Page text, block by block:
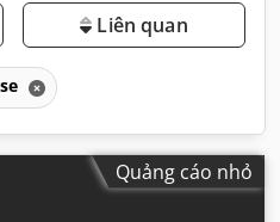
Liên quan
Quảng cáo nhỏ